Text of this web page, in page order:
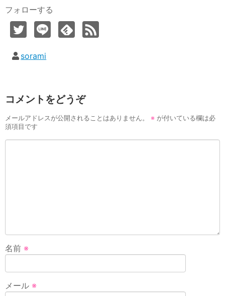
フォローする
sorami
コメントをどうぞ
メールアドレスが公開されることはありません。 ※ が付いている欄は必
須項目です
名前 ※
メール ※